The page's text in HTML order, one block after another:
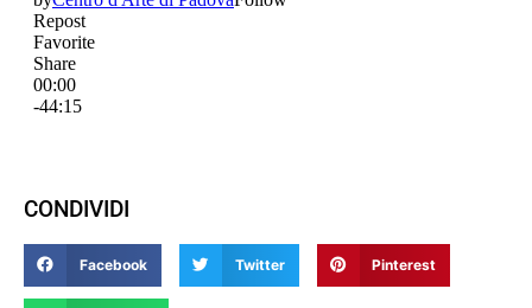
CONDIVIDI
Facebook Twitter Pinterest